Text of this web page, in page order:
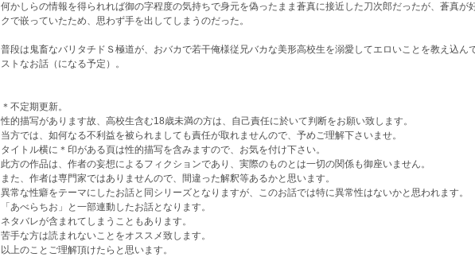
何かしらの情報を得られれば御の字程度の気持ちで身元を偽ったまま蒼真に接近した刀次郎だったが、蒼真が
クで嵌っていたため、思わず手を出してしまうのだった。
普段は鬼畜なバリタチドＳ極道が、おバカで若干俺様従兄バカな美形高校生を溺愛してエロいことを教え込ん
ストなお話（になる予定）。
＊不定期更新。
性的描写があります故、高校生含む18歳未満の方は、自己責任に於いて判断をお願い致します。
当方では、如何なる不利益を被られましても責任が取れませんので、予めご理解下さいませ。
タイトル横に＊印がある頁は性的描写を含みますので、お気を付け下さい。
此方の作品は、作者の妄想によるフィクションであり、実際のものとは一切の関係も御座いません。
また、作者は専門家ではありませんので、間違った解釈等あるかと思います。
異常な性癖をテーマにしたお話と同シリーズとなりますが、このお話では特に異常性はないかと思われます。
「あべらちお」と一部連動したお話となります。
ネタバレが含まれてしまうこともあります。
苦手な方は読まれないことをオススメ致します。
以上のことご理解頂けたらと思います。